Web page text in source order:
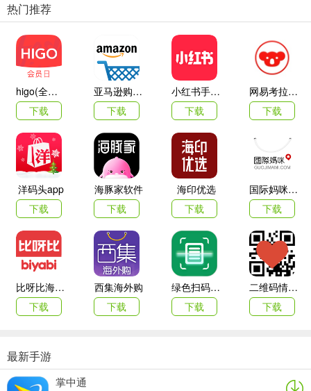
密室逃脱5游戏特色
- 不断更新的密室逃脱100个房间
热门推荐
higo(全球购)
下载
亚马逊购物app
下载
小红书手机客户端
下载
网易考拉海购
下载
洋码头app
下载
海豚家软件
下载
海印优选
下载
国际妈咪海外商城
下载
比呀比海外购手机版
下载
西集海外购
下载
绿色扫码软件
下载
二维码情书生成器客户端(love letter qrcode)
下载
最新手游
掌中通